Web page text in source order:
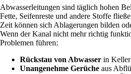
Abwasserleitungen sind täglich hohen
Fette, Seifenreste und andere Stoffe
Zeit können sich Ablagerungen bilden
Wenn der Kanal nicht mehr richtig
Problemen führen:
Rückstau von Abwasser in
Unangenehme Gerüche aus